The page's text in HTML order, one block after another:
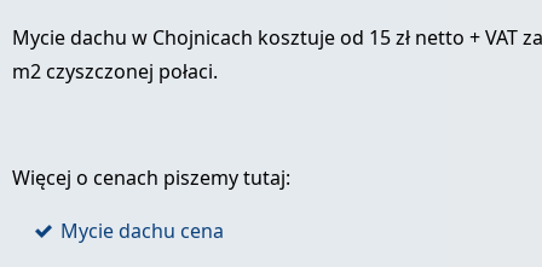
Mycie dachu w Chojnicach kosztuje od 15 zł netto + VAT za
m2 czyszczonej połaci.
Więcej o cenach piszemy tutaj:
Mycie dachu cena